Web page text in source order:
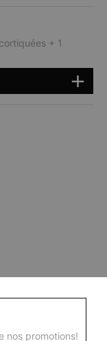
+ 1
nos promotions!